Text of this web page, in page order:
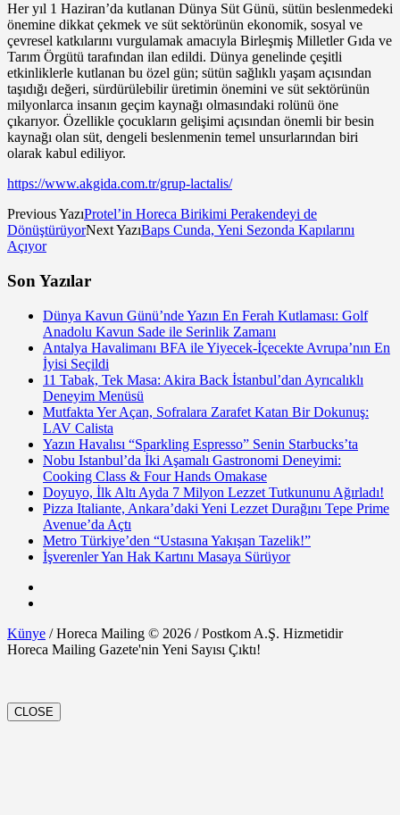
Her yıl 1 Haziran’da kutlanan Dünya Süt Günü, sütün beslenmedeki
önemine dikkat çekmek ve süt sektörünün ekonomik, sosyal ve
çevresel katkılarını vurgulamak amacıyla Birleşmiş Milletler Gıda ve
Tarım Örgütü tarafından ilan edildi. Dünya genelinde çeşitli
etkinliklerle kutlanan bu özel gün; sütün sağlıklı yaşam açısından
taşıdığı değeri, sürdürülebilir üretimin önemini ve süt sektörünün
milyonlarca insanın geçim kaynağı olmasındaki rolünü öne
çıkarıyor. Özellikle çocukların gelişimi açısından önemli bir besin
kaynağı olan süt, dengeli beslenmenin temel unsurlarından biri
olarak kabul ediliyor.
https://www.akgida.com.tr/grup-lactalis/
Previous YazıProtel’in Horeca Birikimi Perakendeyi de
DönüştürüyorNext YazıBaps Cunda, Yeni Sezonda Kapılarını
Açıyor
Son Yazılar
Dünya Kavun Günü’nde Yazın En Ferah Kutlaması: Golf
Anadolu Kavun Sade ile Serinlik Zamanı
Antalya Havalimanı BFA ile Yiyecek-İçecekte Avrupa’nın En
İyisi Seçildi
11 Tabak, Tek Masa: Akira Back İstanbul’dan Ayrıcalıklı
Deneyim Menüsü
Mutfakta Yer Açan, Sofralara Zarafet Katan Bir Dokunuş:
LAV Calista
Yazın Havalısı “Sparkling Espresso” Senin Starbucks’ta
Nobu Istanbul’da İki Aşamalı Gastronomi Deneyimi:
Cooking Class & Four Hands Omakase
Doyuyo, İlk Altı Ayda 7 Milyon Lezzet Tutkununu Ağırladı!
Pizza Italiante, Ankara’daki Yeni Lezzet Durağını Tepe Prime
Avenue’da Açtı
Metro Türkiye’den “Ustasına Yakışan Tazelik!”
İşverenler Yan Hak Kartını Masaya Sürüyor
Künye / Horeca Mailing © 2026 / Postkom A.Ş. Hizmetidir
Horeca Mailing Gazete'nin Yeni Sayısı Çıktı!
CLOSE